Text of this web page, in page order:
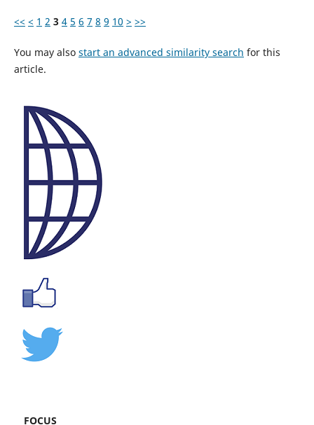
<< < 1 2 3 4 5 6 7 8 9 10 > >>
You may also start an advanced similarity search for this
article.
FOCUS